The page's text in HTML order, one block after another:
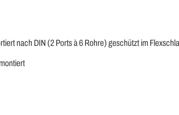
nach DIN (2 Ports à 6 Rohre) geschützt im